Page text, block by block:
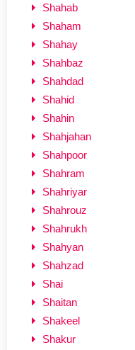
Shahab
Shaham
Shahay
Shahbaz
Shahdad
Shahid
Shahin
Shahjahan
Shahpoor
Shahram
Shahriyar
Shahrouz
Shahrukh
Shahyan
Shahzad
Shai
Shaitan
Shakeel
Shakur